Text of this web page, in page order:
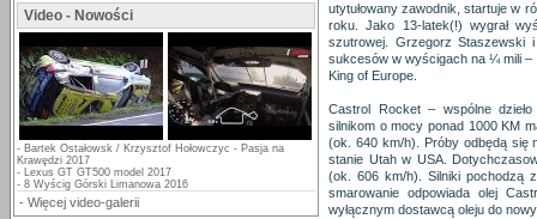
Video - Nowości
- Bartek Ostałowsk / Krzysztof Hołowczyc - Pasja na
Krawędzi 2017
- Lexus GT GT500 model 2017
- 8 Wyścig Górski Limanowa 2016
- Więcej video-galerii
utytułowany zawodnik, startuje w
roku. Jako 13-latek(!) wygrał
szutrowej. Grzegorz Staszewski
sukcesów w wyścigach na ¼ mili –
King of Europe.
Castrol Rocket – wspólne
silnikom o mocy ponad 1000 KM
(ok. 640 km/h). Próby odbędą się
stanie Utah w USA.
(ok. 606 km/h). Silniki pochodzą
smarowanie odpowiada olej
wyłącznym dostawcą oleju do